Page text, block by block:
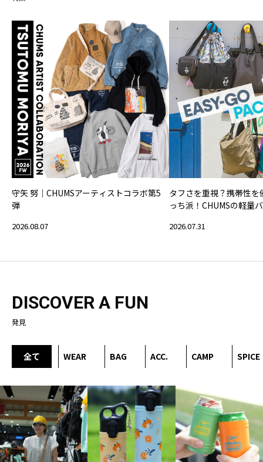
守矢 努｜CHUMSアーティストコラボ第5
弾
2026.08.07
タフさを重視？携帯性
っち派！CHUMSの軽量
2026.07.31
DISCOVER A FUN
発見
全て WEAR BAG ACC. CAMP SPICE